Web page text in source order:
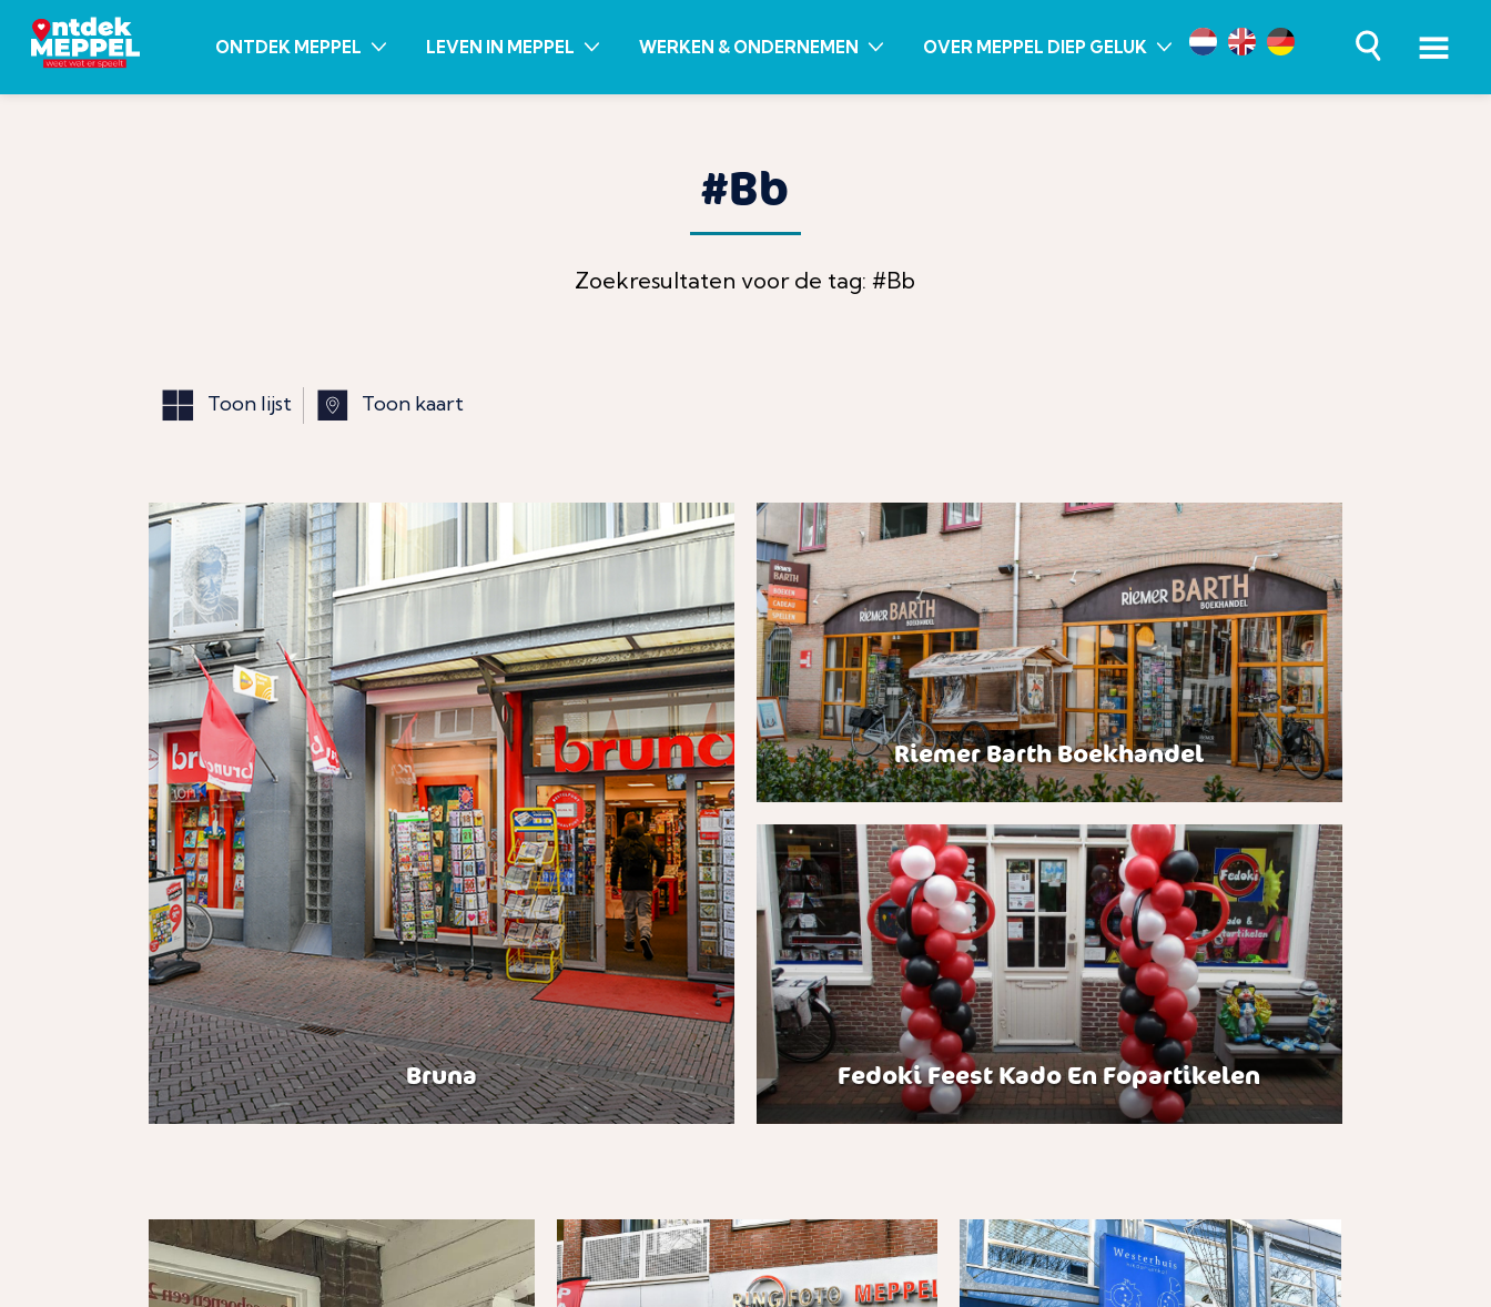
ONTDEK MEPPEL LEVEN IN MEPPEL WERKEN & ONDERNEMEN OVER MEPPEL DIEP GELUK
#Bb
Zoekresultaten voor de tag: #Bb
Toon lijst Toon kaart
Bruna
Riemer Barth Boekhandel
Fedoki Feest Kado En Fopartikelen